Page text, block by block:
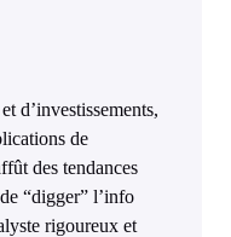
d’investissements,
de
des tendances
“digger” l’info
rigoureux et